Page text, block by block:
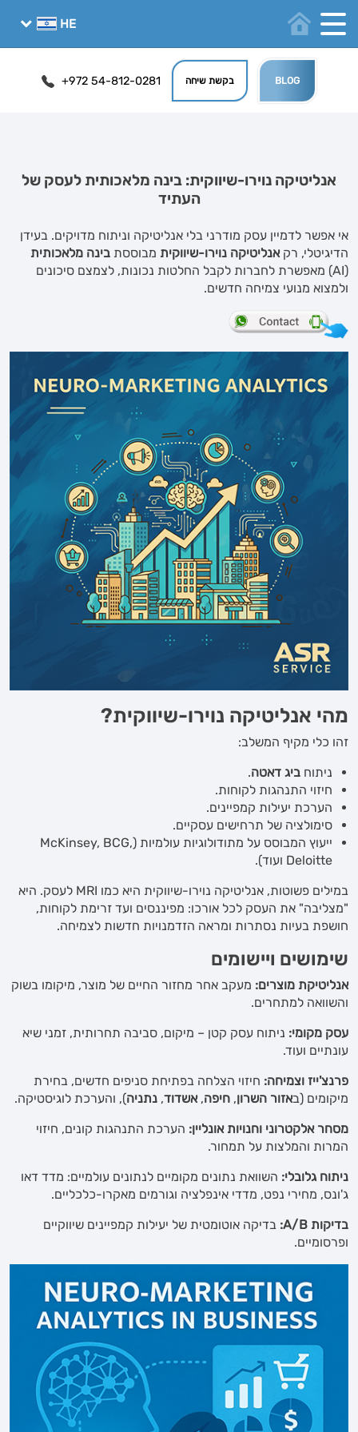
+972 54-812-0281 בקשת שיחה BLOG
אנליטיקה נוירו-שיווקית: בינה מלאכותית לעסק של
העתיד
אי אפשר לדמיין עסק מודרני בלי אנליטיקה וניתוח מדויקים. בעידן
הדיגיטלי, רקאנליטיקה נוירו-שיווקית מבוססת בינה מלאכותית
(AI) מאפשרת לחברות לקבל החלטות נכונות, לצמצם סיכונים
ולמצוא מנועי צמיחה חדשים.
מהי אנליטיקה נוירו-שיווקית?
זהו כלי מקיף המשלב:
ניתוח ביג דאטה.
חיזוי התנהגות לקוחות.
הערכת יעילות קמפיינים.
סימולציה של תרחישים עסקיים.
ייעוץ המבוסס על מתודולוגיות עולמיות (McKinsey, BCG,
Deloitte ועוד).
במילים פשוטות, אנליטיקה נוירו-שיווקית היא כמו MRI לעסק. היא
"מצליבה" את העסק לכל אורכו: מפיננסים ועד זרימת לקוחות,
חושפת בעיות נסתרות ומראה הזדמנויות חדשות לצמיחה.
שימושים ויישומים
אנליטיקת מוצרים: מעקב אחר מחזור החיים של מוצר, מיקומו בשוק
והשוואה למתחרים.
עסק מקומי: ניתוח עסק קטן – מיקום, סביבה תחרותית, זמני שיא
עונתיים ועוד.
פרנצ'ייז וצמיחה: חיזוי הצלחה בפתיחת סניפים חדשים, בחירת
מיקומים (באזור השרון, חיפה,אשדוד, נתניה), והערכת לוגיסטיקה.
מסחר אלקטרוני וחנויות אונליין: הערכת התנהגות קונים, חיזוי
המרות והמלצות על תמחור.
ניתוח גלובלי: השוואת נתונים מקומיים לנתונים עולמיים: מדד דאו
ג'ונס, מחירי נפט, מדדי אינפלציה וגורמים מאקרו-כלכליים.
בדיקות A/B:
בדיקה אוטומטית של יעילות קמפיינים שיווקיים
ופרסומיים.